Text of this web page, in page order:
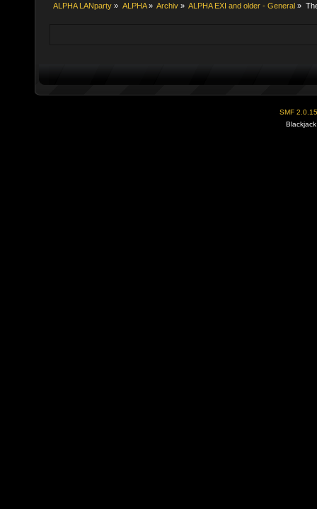
ALPHA LANparty » ALPHA» Archiv» ALPHA EXI and older - General »
SMF 2.0.15